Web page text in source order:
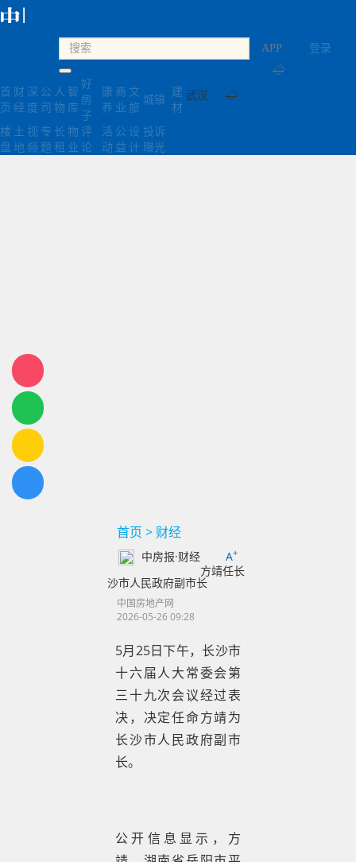
登录
APP
◇
武汉 ◇
首
页
财
经
深
度
公
司
人
物
智
库
好
房
子
康
养
商
业
文
旅
城镇
建
材
楼
盘
土
地
视
频
专
题
长
租
物
业
评
论
活
动
公
益
设
计
投诉
曝光
首页 > 财经
中房报·财经 A+
方靖任长
沙市人民政府副市长
中国房地产网
2026-05-26 09:28
5月25日下午，长沙市
十六届人大常委会第
三十九次会议经过表
决，决定任命方靖为
长沙市人民政府副市
长。
公开信息显示，方